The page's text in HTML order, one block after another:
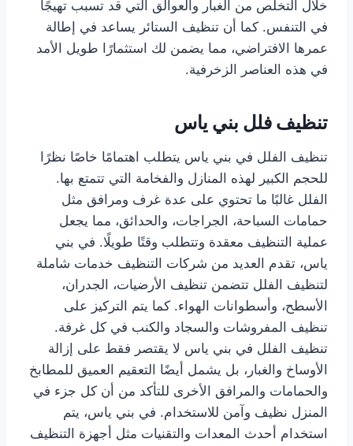
خلال التخلص من الغبار والعوالق التي قد تسبب تهيجًا
في التنفس. كما أن تنظيف الستائر يساعد في إطالة
عمرها الافتراضي، مما يضمن لك استثمارًا طويل الأمد
في هذه العناصر الزخرفية.
تنظيف فلل بني ياس
تنظيف الفلل في بني ياس يتطلب اهتمامًا خاصًا نظرًا
للحجم الكبير لهذه المنازل والفخامة التي تتمتع بها.
الفلل غالبًا ما تحتوي على عدة غرف ومرافق مثل
حمامات السباحة، الجراجات، والحدائق، مما يجعل
عملية التنظيف معقدة وتتطلب وقتًا طويلًا. في بني
ياس، تقدم العديد من شركات التنظيف خدمات شاملة
لتنظيف الفلل تتضمن تنظيف الأرضيات، الجدران،
الأسطح، وأسطوانات الهواء. كما يتم التركيز على
تنظيف المفروشات والسجاد والكنب في كل غرفة.
تنظيف الفلل في بني ياس لا يقتصر فقط على إزالة
الأوساخ والغبار، بل يشمل أيضًا التعقيم العميق للمطابخ
والحمامات والمرافق الأخرى للتأكد من أن كل جزء في
المنزل نظيف وآمن للاستخدام. في بني ياس، يتم
استخدام أحدث المعدات والتقنيات مثل أجهزة التنظيف